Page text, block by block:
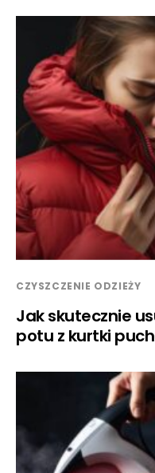
CZYSZCZENIE ODZIEŻY
Jak skutecznie
potu z kurtki